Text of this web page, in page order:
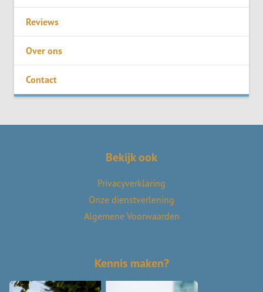
Reviews
Over ons
Contact
Bekijk ook
Privacyverklaring
Onze dienstverlening
Algemene Voorwaarden
Kennis maken?